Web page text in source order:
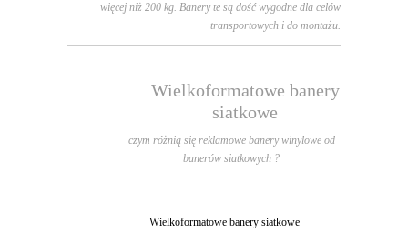
więcej niż 200 kg. Banery te są dość wygodne dla celów
transportowych i do montażu.
Wielkoformatowe banery
siatkowe
czym różnią się reklamowe banery winylowe od
banerów siatkowych ?
Wielkoformatowe banery siatkowe